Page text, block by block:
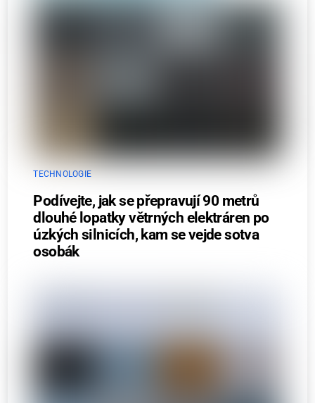
TECHNOLOGIE
Podívejte, jak se přepravují 90 metrů
dlouhé lopatky větrných elektráren po
úzkých silnicích, kam se vejde sotva
osobák